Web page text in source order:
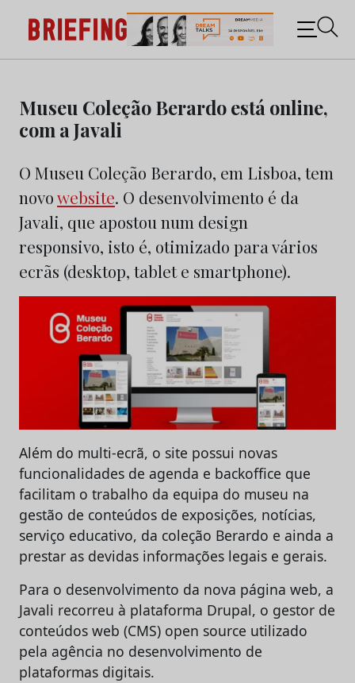
content
Briefing: Todas as notícias sobre os negócios do
Marketing e da Publicidade
Museu Coleção Berardo está online,
com a Javali
O Museu Coleção Berardo, em Lisboa, tem
novowebsite. O desenvolvimento é da
Javali, que apostou num design
responsivo, isto é, otimizado para vários
ecrãs (desktop, tablet e smartphone).
Além do multi-ecrã, o site possui novas
funcionalidades de agenda e backoffice que
facilitam o trabalho da equipa do museu na
gestão de conteúdos de exposições, notícias,
serviço educativo, da coleção Berardo e ainda a
prestar as devidas informações legais e gerais.
Para o desenvolvimento da nova página web, a
Javali recorreu à plataforma Drupal, o gestor de
conteúdos web (CMS) open source utilizado
pela agência no desenvolvimento de
plataformas digitais.